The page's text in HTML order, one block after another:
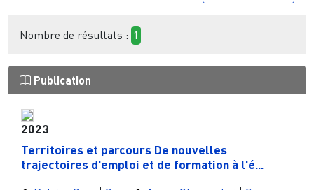
Nombre de résultats : 1
Publication
2023
Territoires et parcours De nouvelles
trajectoires d'emploi et de formation à l'é...